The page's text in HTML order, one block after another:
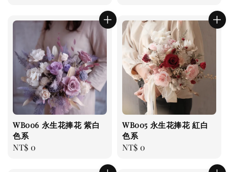
WB006 永生花捧花 紫白
色系
Regular
NT$ 0
WB005 永生花捧花 紅白
色系
Regular
NT$ 0